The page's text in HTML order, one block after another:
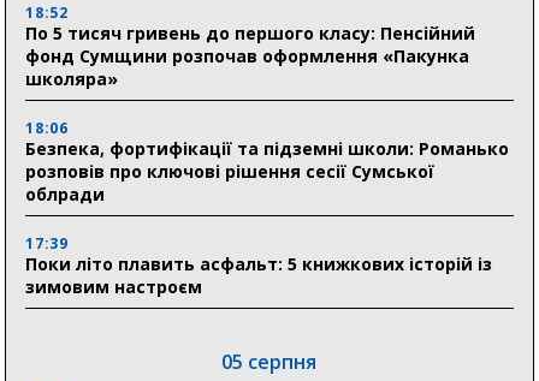
18:52
По 5 тисяч гривень до першого класу: Пенсійний
фонд Сумщини розпочав оформлення «Пакунка
школяра»
18:06
Безпека, фортифікації та підземні школи: Романько
розповів про ключові рішення сесії Сумської
облради
17:39
Поки літо плавить асфальт: 5 книжкових історій із
зимовим настроєм
05 серпня